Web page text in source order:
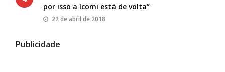
por isso a Icomi está de volta”
22 de abril de 2018
Publicidade